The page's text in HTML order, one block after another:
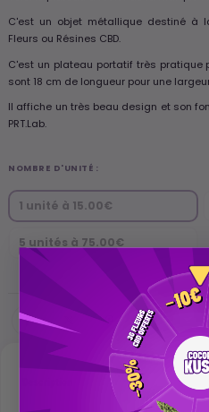
C'est un objet métallique destiné à
Fleurs ou Résines CBD.
C'est un plateau portatif très
sont 18 cm de longueur pour une
Il affiche un très beau design et son
PRT.Lab.
NOMBRE D'UNITÉ :
1 unité à 15.00€
5 unités à 75.00€